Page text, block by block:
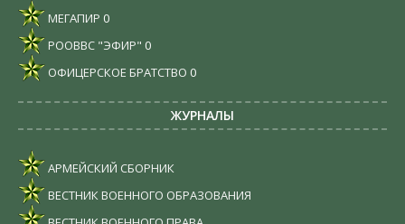
МЕГАПИР 0
РООВВС "ЭФИР" 0
ОФИЦЕРСКОЕ БРАТСТВО 0
ЖУРНАЛЫ
АРМЕЙСКИЙ СБОРНИК
ВЕСТНИК ВОЕННОГО ОБРАЗОВАНИЯ